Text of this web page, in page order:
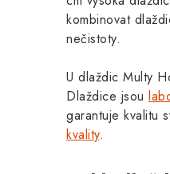
kombinovat
nečistoty.
U dlaždic Multy
Dlaždice jsou
garantuje kvalitu
kvality.